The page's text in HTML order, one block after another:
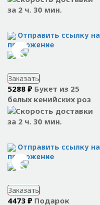
за 2 ч. 30 мин.
Отправить ссылку на
приложение
Заказать
5288 ₽ Букет из 25
белых кенийских роз
за 2 ч. 30 мин.
Отправить ссылку на
приложение
Заказать
4473 ₽ Подарок